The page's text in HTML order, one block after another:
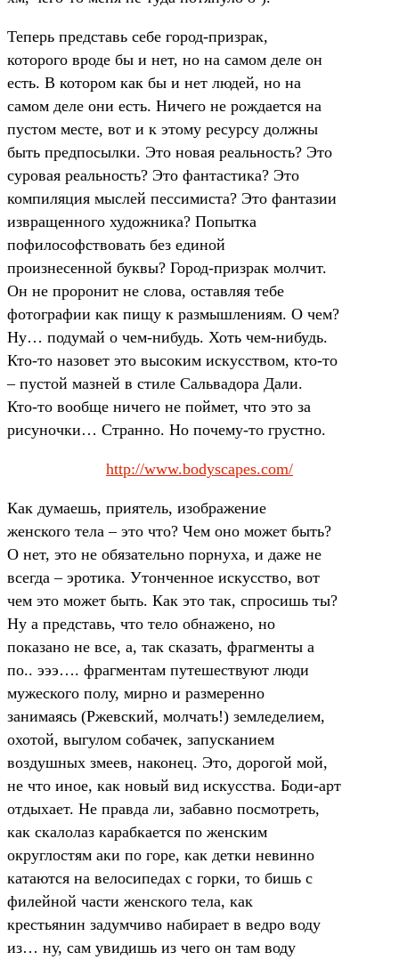
Теперь представь себе город-призрак,
которого вроде бы и нет, но на самом деле он
есть. В котором как бы и нет людей, но на
самом деле они есть. Ничего не рождается на
пустом месте, вот и к этому ресурсу должны
быть предпосылки. Это новая реальность? Это
суровая реальность? Это фантастика? Это
компиляция мыслей пессимиста? Это фантазии
извращенного художника? Попытка
пофилософствовать без единой
произнесенной буквы? Город-призрак молчит.
Он не проронит не слова, оставляя тебе
фотографии как пищу к размышлениям. О чем?
Ну… подумай о чем-нибудь. Хоть чем-нибудь.
Кто-то назовет это высоким искусством, кто-то
– пустой мазней в стиле Сальвадора Дали.
Кто-то вообще ничего не поймет, что это за
рисуночки… Странно. Но почему-то грустно.
http://www.bodyscapes.com/
Как думаешь, приятель, изображение
женского тела – это что? Чем оно может быть?
О нет, это не обязательно порнуха, и даже не
всегда – эротика. Утонченное искусство, вот
чем это может быть. Как это так, спросишь ты?
Ну а представь, что тело обнажено, но
показано не все, а, так сказать, фрагменты а
по.. эээ…. фрагментам путешествуют люди
мужеского полу, мирно и размеренно
занимаясь (Ржевский, молчать!) земледелием,
охотой, выгулом собачек, запусканием
воздушных змеев, наконец. Это, дорогой мой,
не что иное, как новый вид искусства. Боди-арт
отдыхает. Не правда ли, забавно посмотреть,
как скалолаз карабкается по женским
округлостям аки по горе, как детки невинно
катаются на велосипедах с горки, то бишь с
филейной части женского тела, как
крестьянин задумчиво набирает в ведро воду
из… ну, сам увидишь из чего он там воду